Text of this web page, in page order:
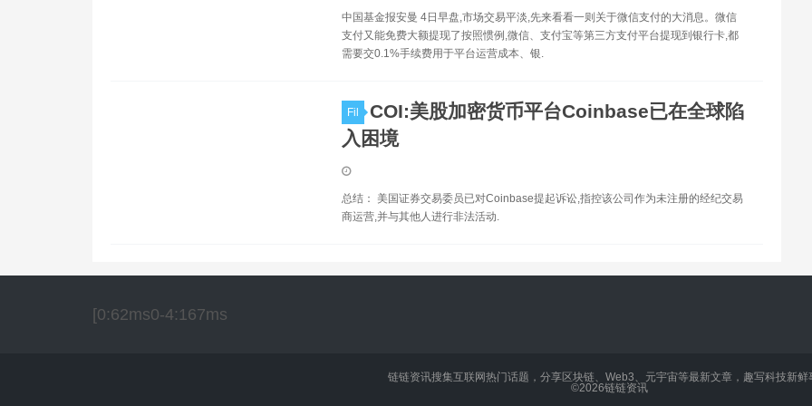
中国基金报安曼 4日早盘,市场交易平淡,先来看看一则关于微信支付的大消息。微信
支付又能免费大额提现了按照惯例,微信、支付宝等第三方支付平台提现到银行卡,都
需要交0.1%手续费用于平台运营成本、银.
Fil
COI:美股加密货币平台Coinbase已在全球陷
入困境
总结： 美国证券交易委员已对Coinbase提起诉讼,指控该公司作为未注册的经纪交易
商运营,并与其他人进行非法活动.
[0:62ms0-4:167ms
链链资讯搜集互联网热门话题，分享区块链、Web3、元宇宙等最新文章，趣写科技新鲜
©2026链链资讯